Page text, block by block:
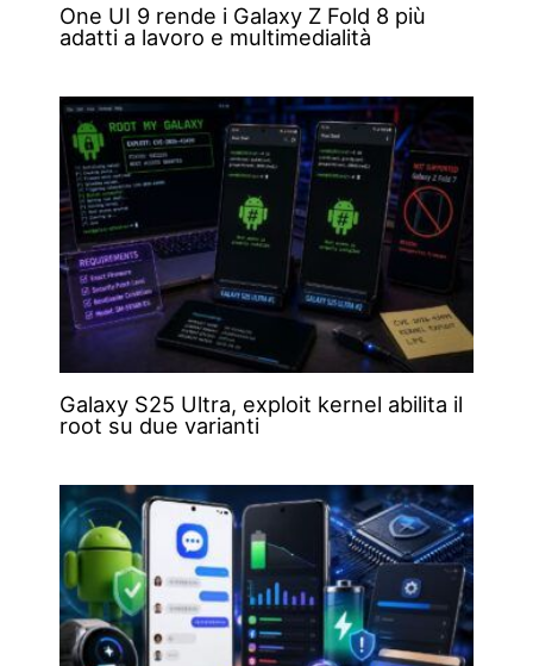
One UI 9 rende i Galaxy Z Fold 8 più
adatti a lavoro e multimedialità
Galaxy S25 Ultra, exploit kernel abilita il
root su due varianti